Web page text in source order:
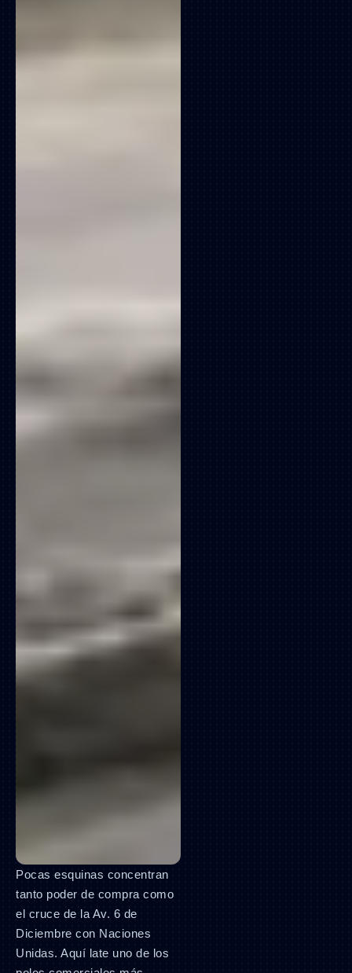
Pocas esquinas concentran
tanto poder de compra como
el cruce de la Av. 6 de
Diciembre con Naciones
Unidas. Aquí late uno de los